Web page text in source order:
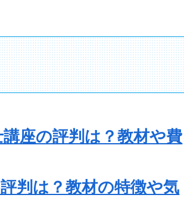
座の評判は？教材や費
判は？教材の特徴や気